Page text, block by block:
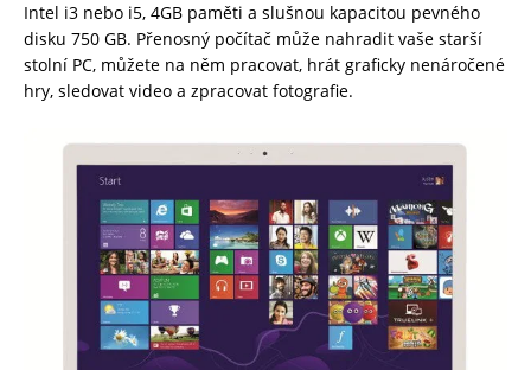
Intel i3 nebo i5, 4GB paměti a slušnou kapacitou pevného
disku 750 GB. Přenosný počítač může nahradit vaše starší
stolní PC, můžete na něm pracovat, hrát graficky nenáročené
hry, sledovat video a zpracovat fotografie.